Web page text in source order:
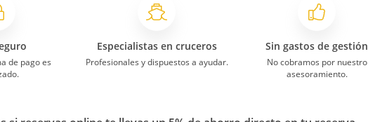
de pago es
Especialistas en cruceros
Profesionales y dispuestos a ayudar.
Sin gastos de gestión
No cobramos por nuestro
asesoramiento.